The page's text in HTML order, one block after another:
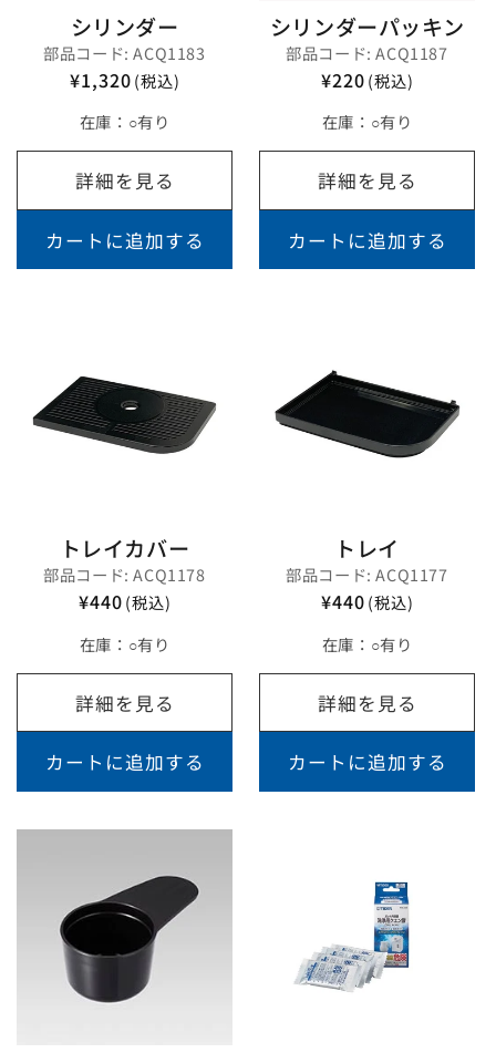
シリンダー
部品コード: ACQ1183
¥1,320(税込)
在庫： ○有り
詳細を見る
カートに追加する
シリンダーパッキン
部品コード: ACQ1187
¥220(税込)
在庫： ○有り
詳細を見る
カートに追加する
トレイカバー
部品コード: ACQ1178
¥440(税込)
在庫： ○有り
詳細を見る
カートに追加する
トレイ
部品コード: ACQ1177
¥440(税込)
在庫： ○有り
詳細を見る
カートに追加する